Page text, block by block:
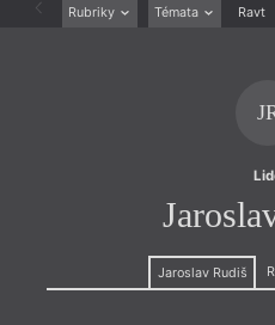
Rubriky Témata Ravt
Jaroslav Rudiš